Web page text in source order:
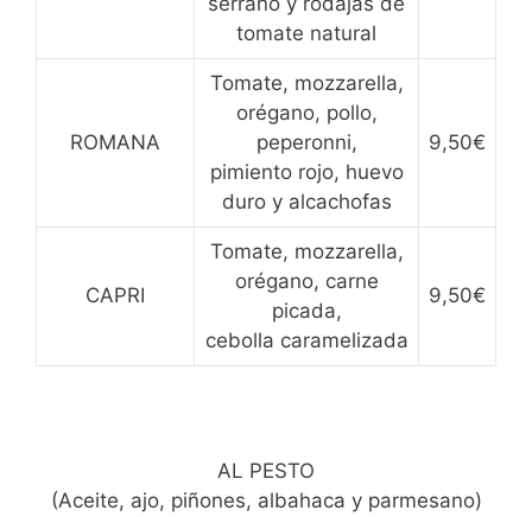
tomate natural
ROMANA
Tomate, mozzarella,
orégano, pollo,
peperonni,
pimiento rojo, huevo
duro y alcachofas
9,50€
CAPRI
Tomate, mozzarella,
orégano, carne
picada,
cebolla caramelizada
9,50€
AL PESTO
(Aceite, ajo, piñones, albahaca y parmesano)